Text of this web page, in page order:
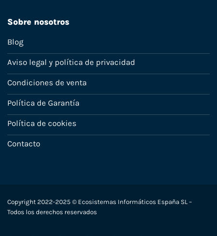
Sobre nosotros
Blog
Aviso legal y política de privacidad
Condiciones de venta
Política de Garantía
Política de cookies
Contacto
Copyright 2022-2025 © Ecosistemas Informáticos España SL –
Todos los derechos reservados